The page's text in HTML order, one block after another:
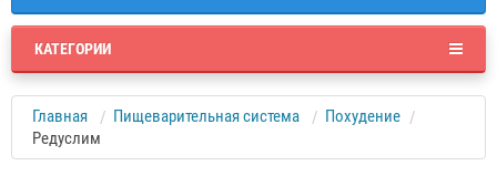
КАТЕГОРИИ
Главная Пищеварительная система
Похудение
Редуслим